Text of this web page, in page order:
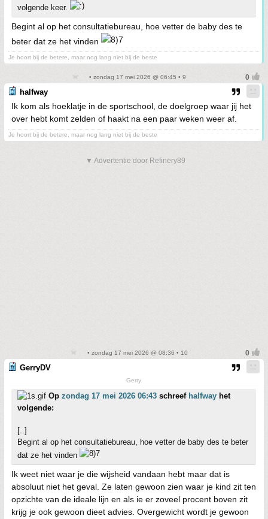
volgende keer.
Begint al op het consultatiebureau, hoe vetter de baby des te
beter dat ze het vinden
Je hoort bij de betere, maar nog lang niet bij de beste
• zondag 17 mei 2026 @ 06:45 • 9
halfway
Ik kom als hoeklatje in de sportschool, de doelgroep waar jij het
over hebt komt zelden of haakt na een paar weken weer af.
Je hoort bij de betere, maar nog lang niet bij de beste
▼ Advertentie door Refinery89
• zondag 17 mei 2026 @ 08:36 • 10
GerryDV
Gerry
Op zondag 17 mei 2026 06:43 schreef halfway het
volgende:
[..]
Begint al op het consultatiebureau, hoe vetter de baby des te beter
dat ze het vinden
Ik weet niet waar je die wijsheid vandaan hebt maar dat is
absoluut niet het geval. Ze laten gewoon zien waar je kind zit ten
opzichte van de ideale lijn en als ie er zoveel procent boven zit
krijg je ook gewoon dieet advies. Overgewicht wordt je gewoon